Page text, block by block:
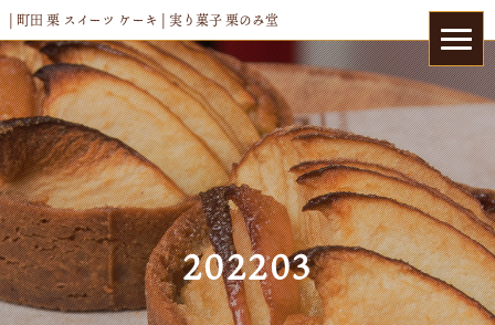
| 町田 栗 スイーツ ケーキ | 実り菓子 栗のみ堂
202203